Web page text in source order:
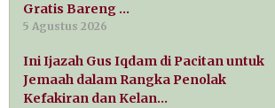
Gratis Bareng …
5 Agustus 2026
Ini Ijazah Gus Iqdam di Pacitan untuk
Jemaah dalam Rangka Penolak
Kefakiran dan Kelan…